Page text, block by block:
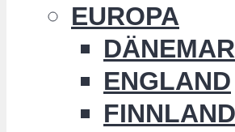
EUROPA
ENGLAND
FINNLAND